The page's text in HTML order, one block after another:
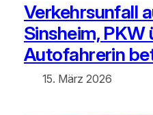
Verkehrsunfall
Sinsheim,
Autofahrerin
15. März 2026